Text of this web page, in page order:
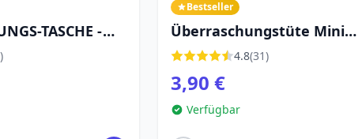
TASCHE -
GRAND
Bestseller
Überraschungstüte Mini
Stitch Weihnachten - Disney
Stitch
4.8(31)
3,90 €
Verfügbar